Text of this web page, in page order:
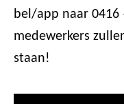
bel/app naar 0416
medewerkers
staan!